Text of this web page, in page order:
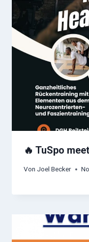
🔥 TuSpo
Von Joel Becker